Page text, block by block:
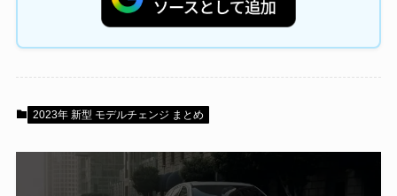
2023年 新型 モデルチェンジ まとめ